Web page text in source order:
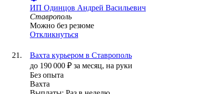
ИП Одинцов Андрей Васильевич
Ставрополь
Можно без резюме
Откликнуться
Вахта курьером в Ставрополь
до 190 000 ₽ за месяц, на руки
Без опыта
Вахта